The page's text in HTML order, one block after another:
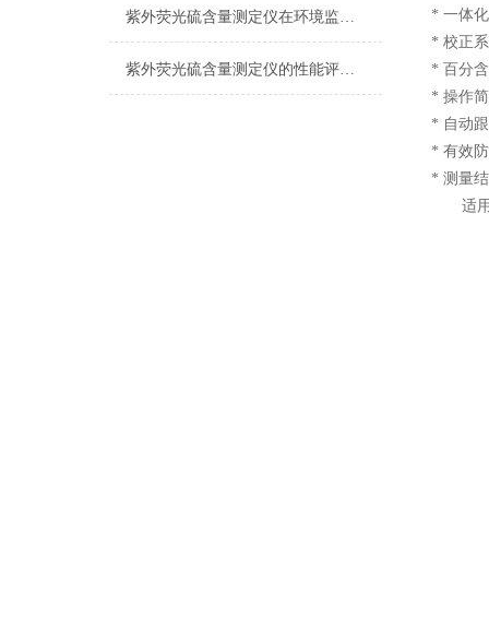
紫外荧光硫含量测定仪在环境监测中的重要作用
紫外荧光硫含量测定仪的性能评价与比较分析
* 一体
* 校正
* 百分
* 操作
* 自动
* 有效
* 测量
适用